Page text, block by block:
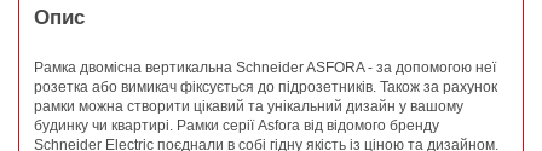
Опис
Рамка двомісна вертикальна Schneider ASFORA - за допомогою неї
розетка або вимикач фіксується до підрозетників. Також за рахунок
рамки можна створити цікавий та унікальний дизайн у вашому
будинку чи квартирі. Рамки серії Asfora від відомого бренду
Schneider Electric поєднали в собі гідну якість із ціною та дизайном.